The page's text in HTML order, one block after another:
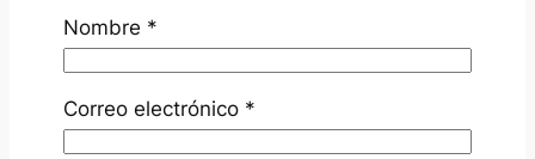
Nombre *
Correo electrónico *